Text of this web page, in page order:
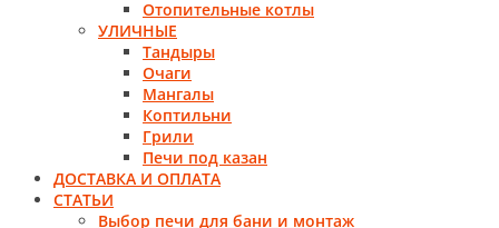
Отопительные котлы
УЛИЧНЫЕ
Тандыры
Очаги
Мангалы
Коптильни
Грили
Печи под казан
ДОСТАВКА И ОПЛАТА
СТАТЬИ
Выбор печи для бани и монтаж